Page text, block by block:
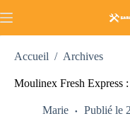
au
Accueil / Archives
Moulinex Fresh Express
Marie Publié le